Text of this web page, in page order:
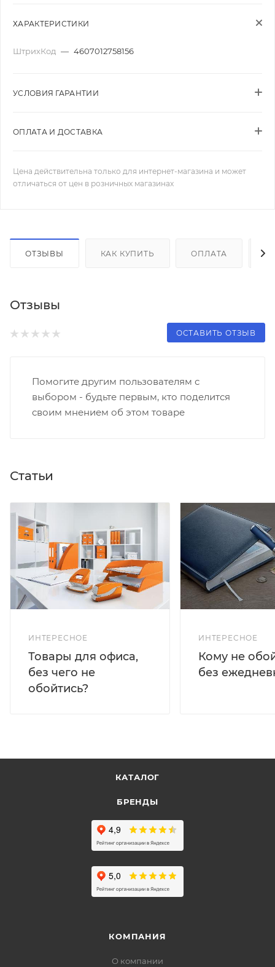
ХАРАКТЕРИСТИКИ
ШтрихКод — 4607012758156
УСЛОВИЯ ГАРАНТИИ
ОПЛАТА И ДОСТАВКА
Цена действительна только для интернет-магазина и может
отличаться от цен в розничных магазинах
ОТЗЫВЫ КАК КУПИТЬ ОПЛАТА
Отзывы
ОСТАВИТЬ ОТЗЫВ
Помогите другим пользователям с
выбором - будьте первым, кто поделится
своим мнением об этом товаре
Статьи
ИНТЕРЕСНОЕ
Товары для офиса,
без чего не
обойтись?
ИНТЕРЕСНОЕ
Кому не
без
КАТАЛОГ
БРЕНДЫ
КОМПАНИЯ
О компании